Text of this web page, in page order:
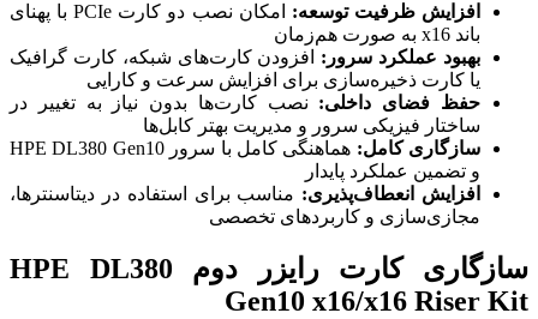
افزایش ظرفیت توسعه:
امکان نصب دو کارت PCIe با پهنای
باند x16 به صورت هم‌زمان
بهبود عملکرد سرور: افزودن کارت‌های شبکه، کارت گرافیک
یا کارت ذخیره‌سازی برای افزایش سرعت و کارایی
حفظ فضای داخلی: نصب کارت‌ها بدون نیاز به تغییر در
ساختار فیزیکی سرور و مدیریت بهتر کابل‌ها
سازگاری کامل:
هماهنگی کامل با سرور HPE DL380 Gen10
و تضمین عملکرد پایدار
افزایش انعطاف‌پذیری: مناسب برای استفاده در دیتاسنترها،
مجازی‌سازی و کاربردهای تخصصی
سازگاری کارت رایزر دوم HPE DL380
Gen10 x16/x16 Riser Kit